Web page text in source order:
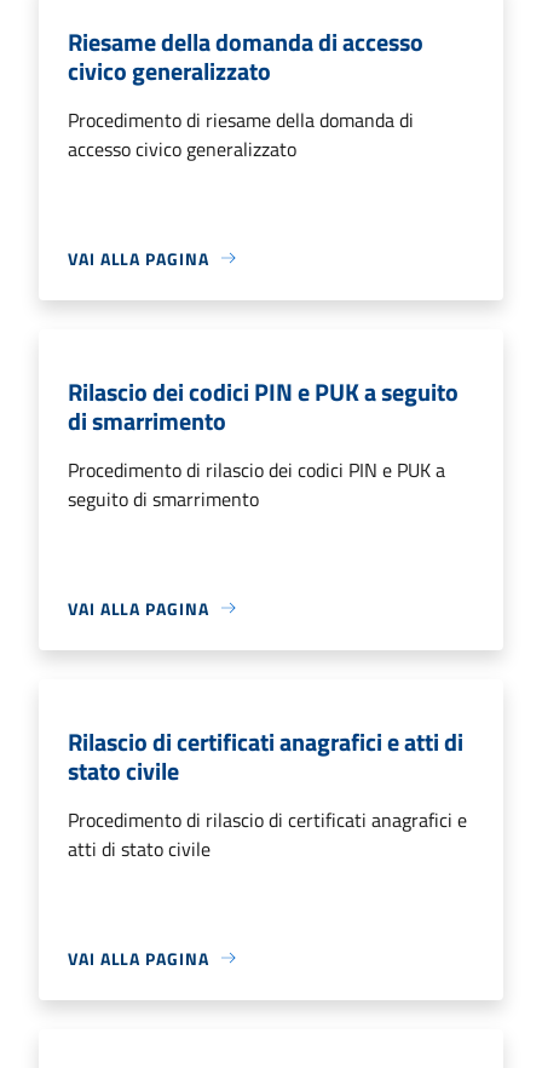
Riesame della domanda di accesso
civico generalizzato
Procedimento di riesame della domanda di
accesso civico generalizzato
VAI ALLA PAGINA
Rilascio dei codici PIN e PUK a seguito
di smarrimento
Procedimento di rilascio dei codici PIN e PUK a
seguito di smarrimento
VAI ALLA PAGINA
Rilascio di certificati anagrafici e atti di
stato civile
Procedimento di rilascio di certificati anagrafici e
atti di stato civile
VAI ALLA PAGINA